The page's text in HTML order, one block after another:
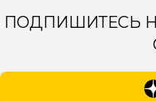
ПОДПИШИТЕСЬ